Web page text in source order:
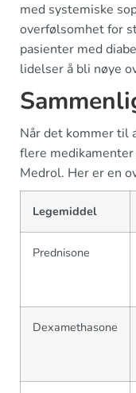
med systemiske
overfølsomhet for
pasienter med
lidelser å bli nøye
Når det kommer til
flere
Medrol. Her er en
Legemiddel
Prednisone
Dexamethasone